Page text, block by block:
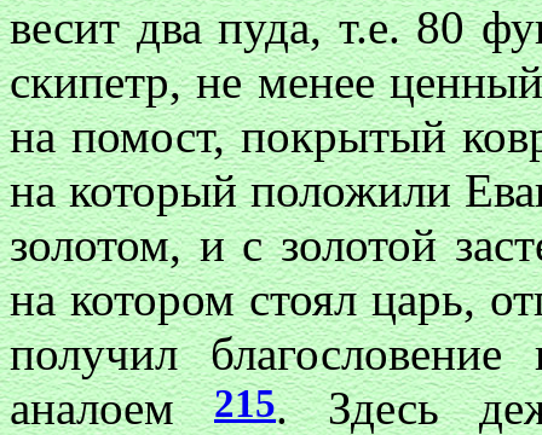
весит два пуда, т.е. 80
скипетр, не менее
на помост, покрытый
на который положили
золотом, и с золотой
на котором стоял царь,
получил
аналоем215. Здесь